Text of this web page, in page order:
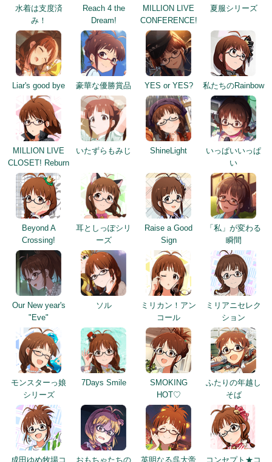
Liar's good bye 豪華な優勝賞品 YES or YES? 私たちのRainbow
MILLION LIVE
CLOSET! Reburn
いたずらもみじ ShineLight
いっぱいいっぱ
い
Beyond A
Crossing!
耳としっぽシリ
ーズ
Raise a Good
Sign
「私」が変わる
瞬間
Our New year's
"Eve"
ソル
ミリカン！アン
コール
ミリアニセレク
ション
モンスターっ娘
シリーズ
7Days Smile
SMOKING
HOT♡
ふたりの年越し
そば
成田ゆめ牧場コ
ラボ
おもちゃたちの
脱走劇！
ver.RA
英明なる呉大帝
コンセプト★コ
スチュームシリ
ーズ